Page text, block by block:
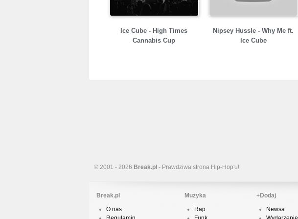
Ice Cube - High Times
Cannabis Cup
Nipsey Hussle - Why Me ft.
Ice Cube
© 2001 - 2026 Break.pl - Prawdziwa strona Hip-Hop'u!
Break.pl
O nas
Muzyka
Rap
+Dodaj
Newsa